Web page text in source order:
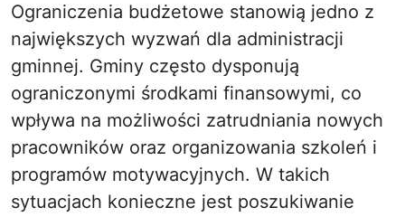
Ograniczenia budżetowe stanowią jedno z
największych wyzwań dla administracji
gminnej. Gminy często dysponują
ograniczonymi środkami finansowymi, co
wpływa na możliwości zatrudniania nowych
pracowników oraz organizowania szkoleń i
programów motywacyjnych. W takich
sytuacjach konieczne jest poszukiwanie